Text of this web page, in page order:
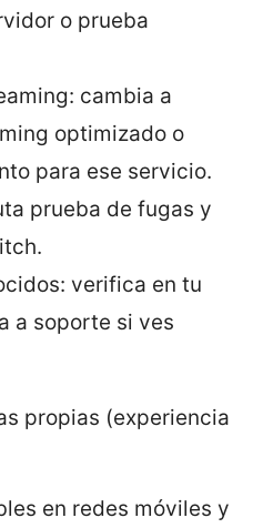
o prueba
cambia a
optimizado o
para ese servicio.
prueba de fugas y
verifica en tu
a soporte si ves
propias (experiencia
en redes móviles y